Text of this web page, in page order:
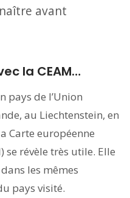
avant
la CEAM…
pays de l’Union
au Liechtenstein, en
Carte européenne
se révèle très utile. Elle
les mêmes
pays visité.